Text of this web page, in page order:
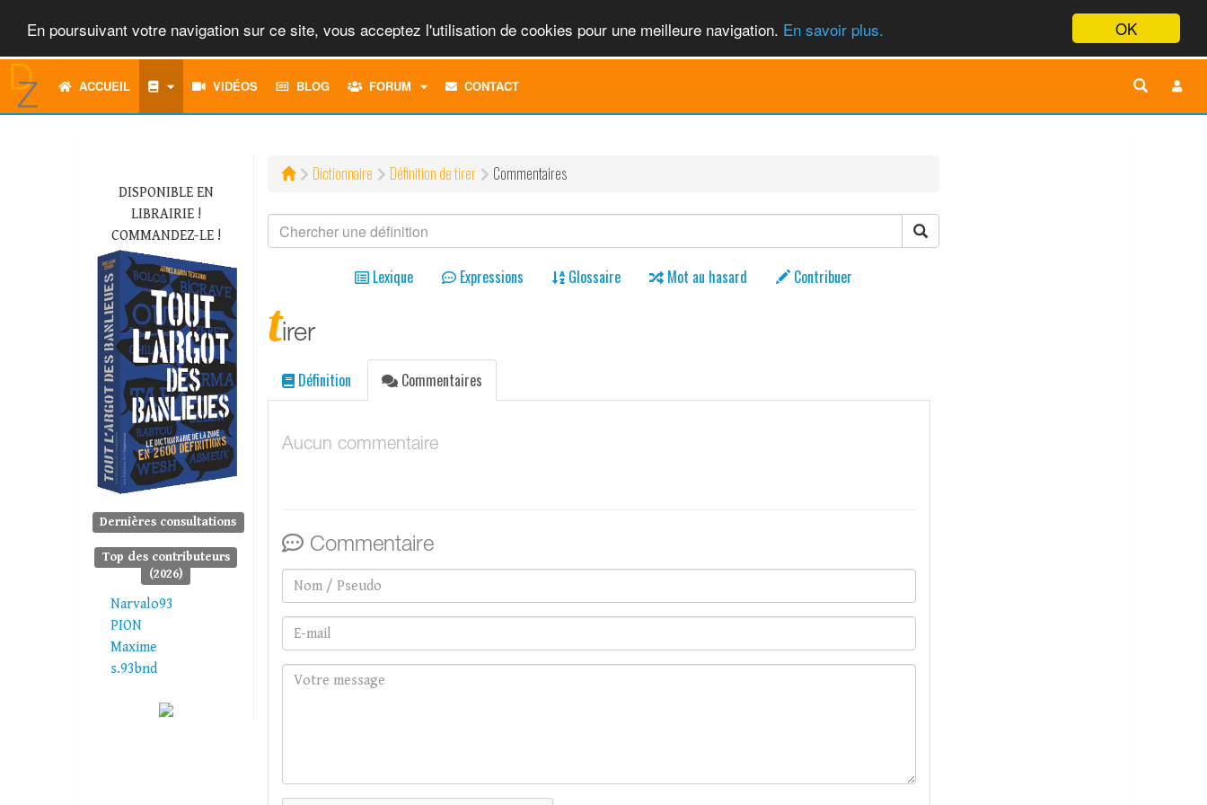
OK
En poursuivant votre navigation sur ce site, vous acceptez l'utilisation de cookies pour une meilleure navigation. En savoir plus.
ACCUEIL VIDÉOS BLOG FORUM
TOGGLECONTACT
DISPONIBLE EN
LIBRAIRIE !
COMMANDEZ-LE !
Dernières consultations
Top des contributeurs
(2026)
Narvalo93
PION
Maxime
s.93bnd
Dictionnaire Définition de tirer Commentaires
Lexique Expressions Glossaire Mot au hasard Contribuer
tirer
Définition Commentaires
Aucun commentaire
Commentaire